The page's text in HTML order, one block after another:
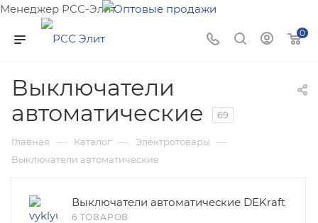
Менеджер РСС-Элит
Напишите нам и мы поможем подобрать товар именно
для Вас!
0
Выключатели
автоматические
69
Главная — Каталог — Электротовары —
Выключатели автоматические
Выключатели автоматические DEKraft
6 ТОВАРОВ